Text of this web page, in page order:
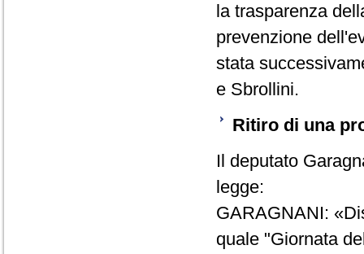
la trasparenza
prevenzione
stata
e Sbrollini.
Ritiro di una
Il deputato
legge:
GARAGNANI:
quale "Giornata